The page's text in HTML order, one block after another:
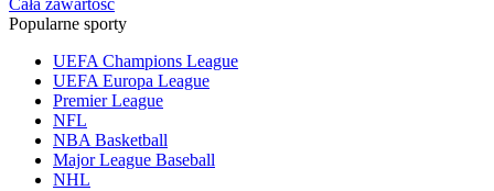
Cała zawartość
Popularne sporty
UEFA Champions League
UEFA Europa League
Premier League
NFL
NBA Basketball
Major League Baseball
NHL